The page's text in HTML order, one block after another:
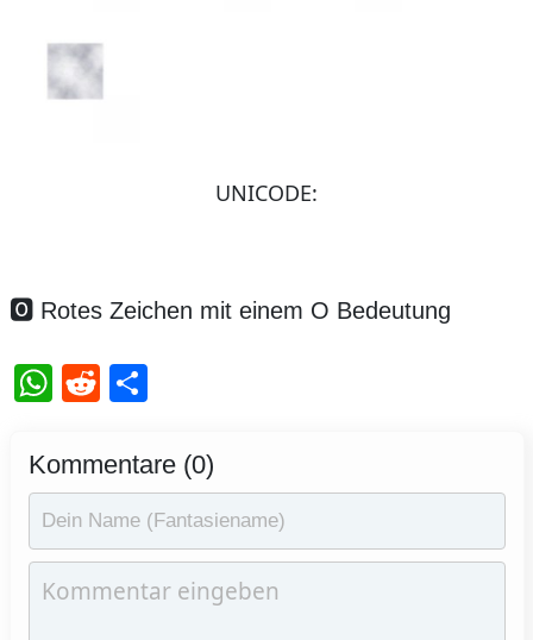
UNICODE:
🅾️ Rotes Zeichen mit einem O Bedeutung
WhatsApp
Reddit
Teilen
Kommentare (0)